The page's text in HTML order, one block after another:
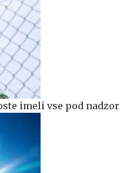
imeli vse pod